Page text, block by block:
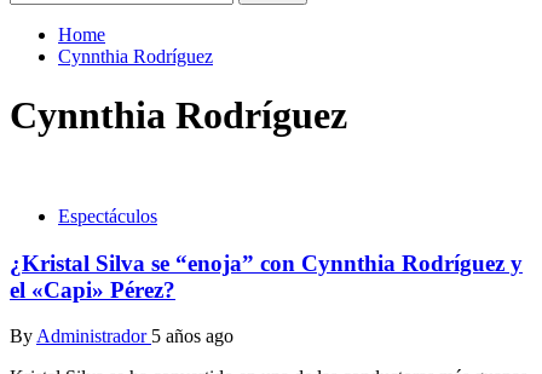
Home
Cynnthia Rodríguez
Cynnthia Rodríguez
Espectáculos
¿Kristal Silva se “enoja” con Cynnthia Rodríguez y
el «Capi» Pérez?
By Administrador 5 años ago